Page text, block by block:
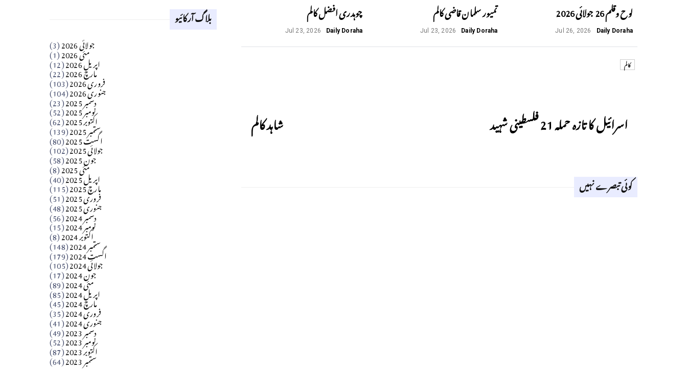
لوح وقلم 26 جولائی 2026
Daily Doraha
Jul 26, 2026
تمیور سلمان قاضی کالم
Daily Doraha
Jul 23, 2026
چوہدری افضل کالم
Daily Doraha
Jul 23, 2026
کالم
اسرائیل کا تازہ حملہ 21 فلسطینی شہید شاہد کالم
کوئی تبصرے نہیں
Apr 18, 2026
آزاد کشمیر جیسے احتجاج کی ضرورت ہے؟
​تحریر: عاصم نواز طاہرخیلی (غازی/ہری پور)
بلاگ آرکائیو
جولائی 2026 (3) مئی 2026 (1) اپریل 2026 (12) مارچ 2026 (22) فروری 2026 (103) جنوری 2026 (104) دسمبر 2025 (23) نومبر 2025 (52) اکتوبر 2025 (62) ستمبر 2025 (139) اگست 2025 (80) جولائی 2025 (102) جون 2025 (58) مئی 2025 (8) اپریل 2025 (40) مارچ 2025 (115) فروری 2025 (51) جنوری 2025 (48) دسمبر 2024 (56) نومبر 2024 (15) اکتوبر 2024 (8) ستمبر 2024 (148) اگست 2024 (179) جولائی 2024 (105) جون 2024 (17) مئی 2024 (89) اپریل 2024 (85) مارچ 2024 (45) فروری 2024 (35) جنوری 2024 (41) دسمبر 2023 (49) نومبر 2023 (52) اکتوبر 2023 (87) ستمبر 2023 (64)